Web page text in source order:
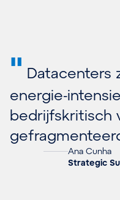
" Datacenters
energie-
bedrijfskritisch
Ana Cunha
Strategic